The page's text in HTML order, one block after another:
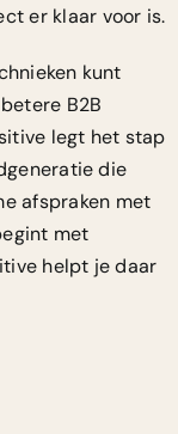
er klaar voor is.
kunt
B2B
legt het stap
die
afspraken met
met
helpt je daar